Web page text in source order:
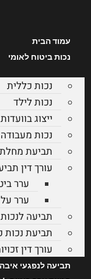
עמוד הבית
נכות ביטוח לאומי
נכות כללית
נכות לילד
ייצוג
נכות
תביעת
עורך דין
ערר
ערר
תביעה
תביעת נכות
עורך דין
תביעה לנפגעי איבה